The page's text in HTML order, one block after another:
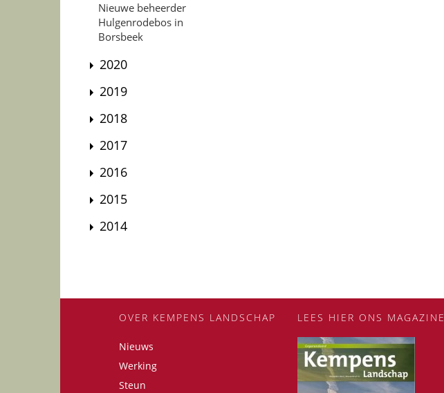
Nieuwe beheerder
Hulgenrodebos in
Borsbeek
2020
2019
2018
2017
2016
2015
2014
OVER KEMPENS LANDSCHAP
Nieuws
Werking
Steun
LEES HIER ONS MAGAZINE